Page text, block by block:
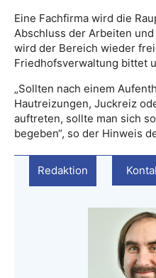
Eine Fachfirma wird die
Abschluss der Arbeiten
wird der Bereich wieder
Friedhofsverwaltung bittet
„Sollten nach einem
Hautreizungen, Juckreiz
auftreten, sollte man sich
begeben“, so der Hinweis
Redaktion